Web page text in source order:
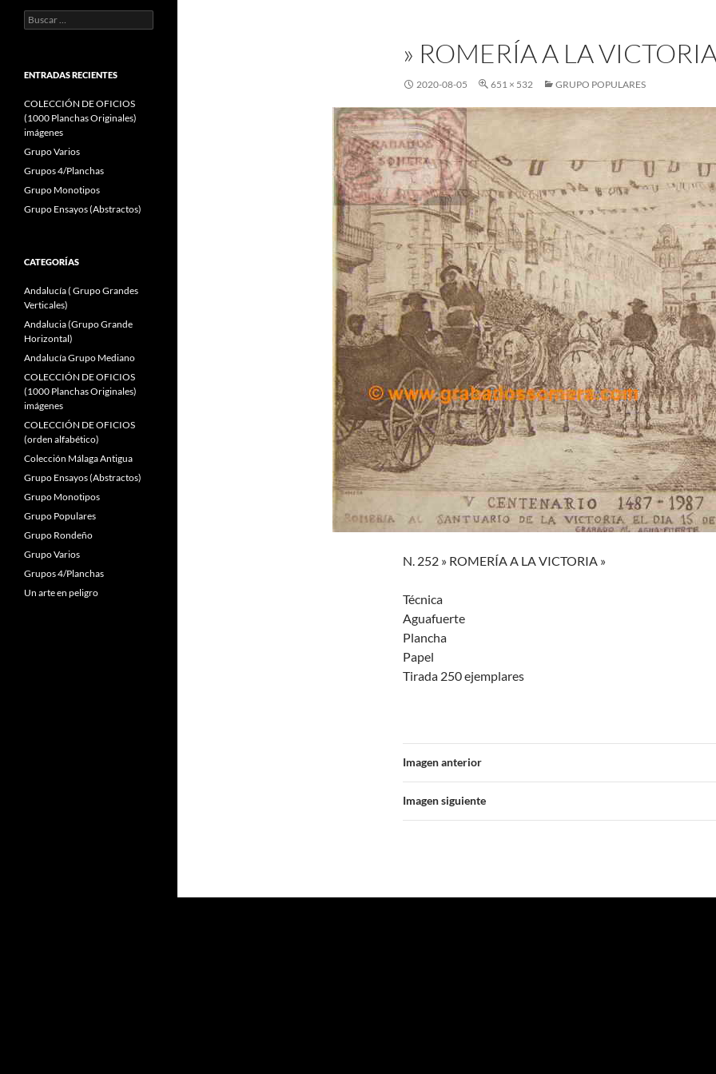
» ROMERÍA A LA
2020-08-05 651 × 532 GRUPO POPULARES
N. 252 » ROMERÍA A LA VICTORIA »
Técnica
Aguafuerte
Plancha
Papel
Tirada 250 ejemplares
Imagen anterior
Imagen siguiente
Buscar:
ENTRADAS RECIENTES
COLECCIÓN DE OFICIOS
(1000 Planchas Originales)
imágenes
Grupo Varios
Grupos 4/Planchas
Grupo Monotipos
Grupo Ensayos (Abstractos)
CATEGORÍAS
Andalucía ( Grupo Grandes
Verticales)
Andalucia (Grupo Grande
Horizontal)
Andalucía Grupo Mediano
COLECCIÓN DE OFICIOS
(1000 Planchas Originales)
imágenes
COLECCIÓN DE OFICIOS
(orden alfabético)
Colección Málaga Antigua
Grupo Ensayos (Abstractos)
Grupo Monotipos
Grupo Populares
Grupo Rondeño
Grupo Varios
Grupos 4/Planchas
Un arte en peligro